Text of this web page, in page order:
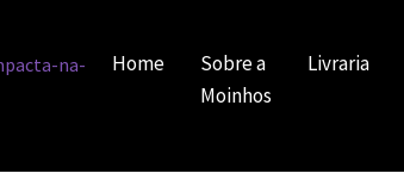
Home
Sobre a
Moinhos
Livraria